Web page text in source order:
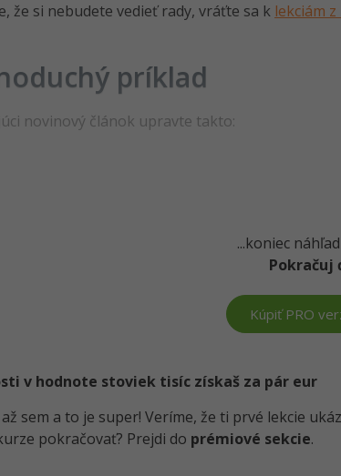
že si nebudete vedieť rady, vráťte sa k lekciám
príklad
novinový článok upravte takto:
...koniec
Pokračuj
Kúpiť PRO
v hodnote stoviek tisíc získaš za pár eur
sem a to je super! Veríme, že ti prvé lekcie
pokračovať? Prejdi do prémiové sekcie.